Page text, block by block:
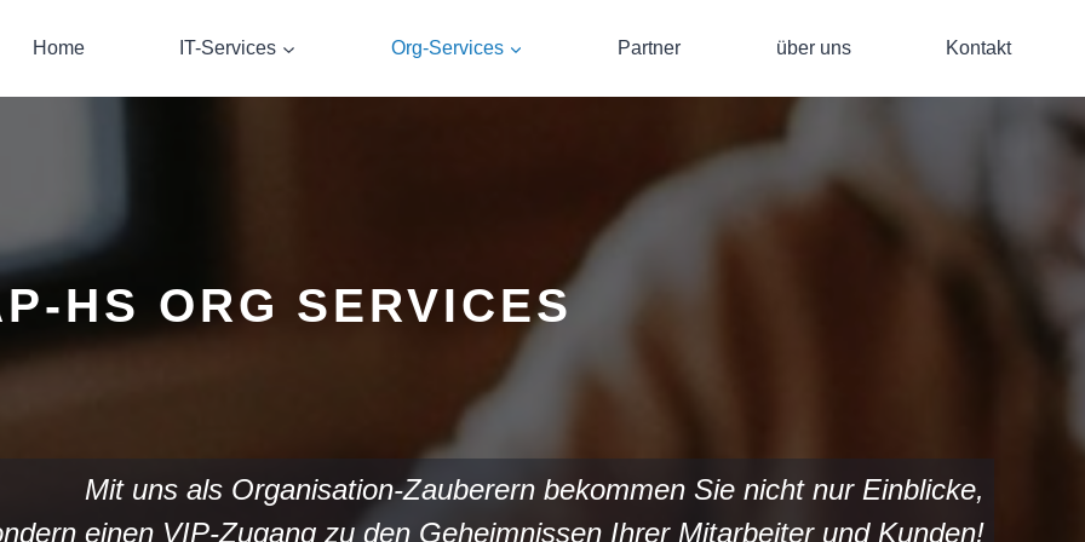
Home IT-Services Org-Services Partner über uns Kontakt
HS ORG SERVICES
Mit uns als Organisation-Zauberern bekommen Sie nicht nur Einblicke,
einen VIP-Zugang zu den Geheimnissen Ihrer Mitarbeiter und Kunden!